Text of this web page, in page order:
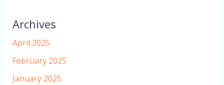
Archives
April 2025
February 2025
January 2025